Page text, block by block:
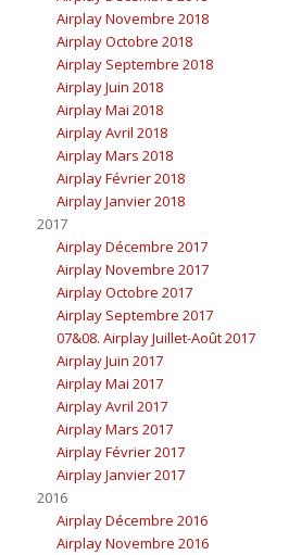
Airplay Novembre 2018
Airplay Octobre 2018
Airplay Septembre 2018
Airplay Juin 2018
Airplay Mai 2018
Airplay Avril 2018
Airplay Mars 2018
Airplay Février 2018
Airplay Janvier 2018
2017
Airplay Décembre 2017
Airplay Novembre 2017
Airplay Octobre 2017
Airplay Septembre 2017
07&08. Airplay Juillet-Août 2017
Airplay Juin 2017
Airplay Mai 2017
Airplay Avril 2017
Airplay Mars 2017
Airplay Février 2017
Airplay Janvier 2017
2016
Airplay Décembre 2016
Airplay Novembre 2016